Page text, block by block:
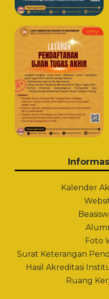
Kalender
Foto
Surat Keterangan
Hasil Akreditasi
Ruang